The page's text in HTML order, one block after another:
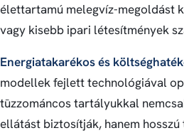
élettartamú melegvíz-megoldást
vagy kisebb ipari létesítmények
Energiatakarékos és
modellek fejlett technológiával
tūzzománcos tartályukkal
ellátást biztosítják, hanem hosszú